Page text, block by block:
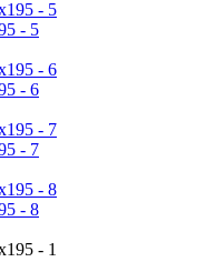
- 5
- 6
- 7
- 8